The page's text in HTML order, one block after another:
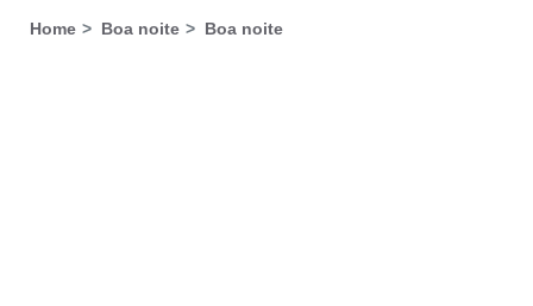
Home Boa noite Boa noite